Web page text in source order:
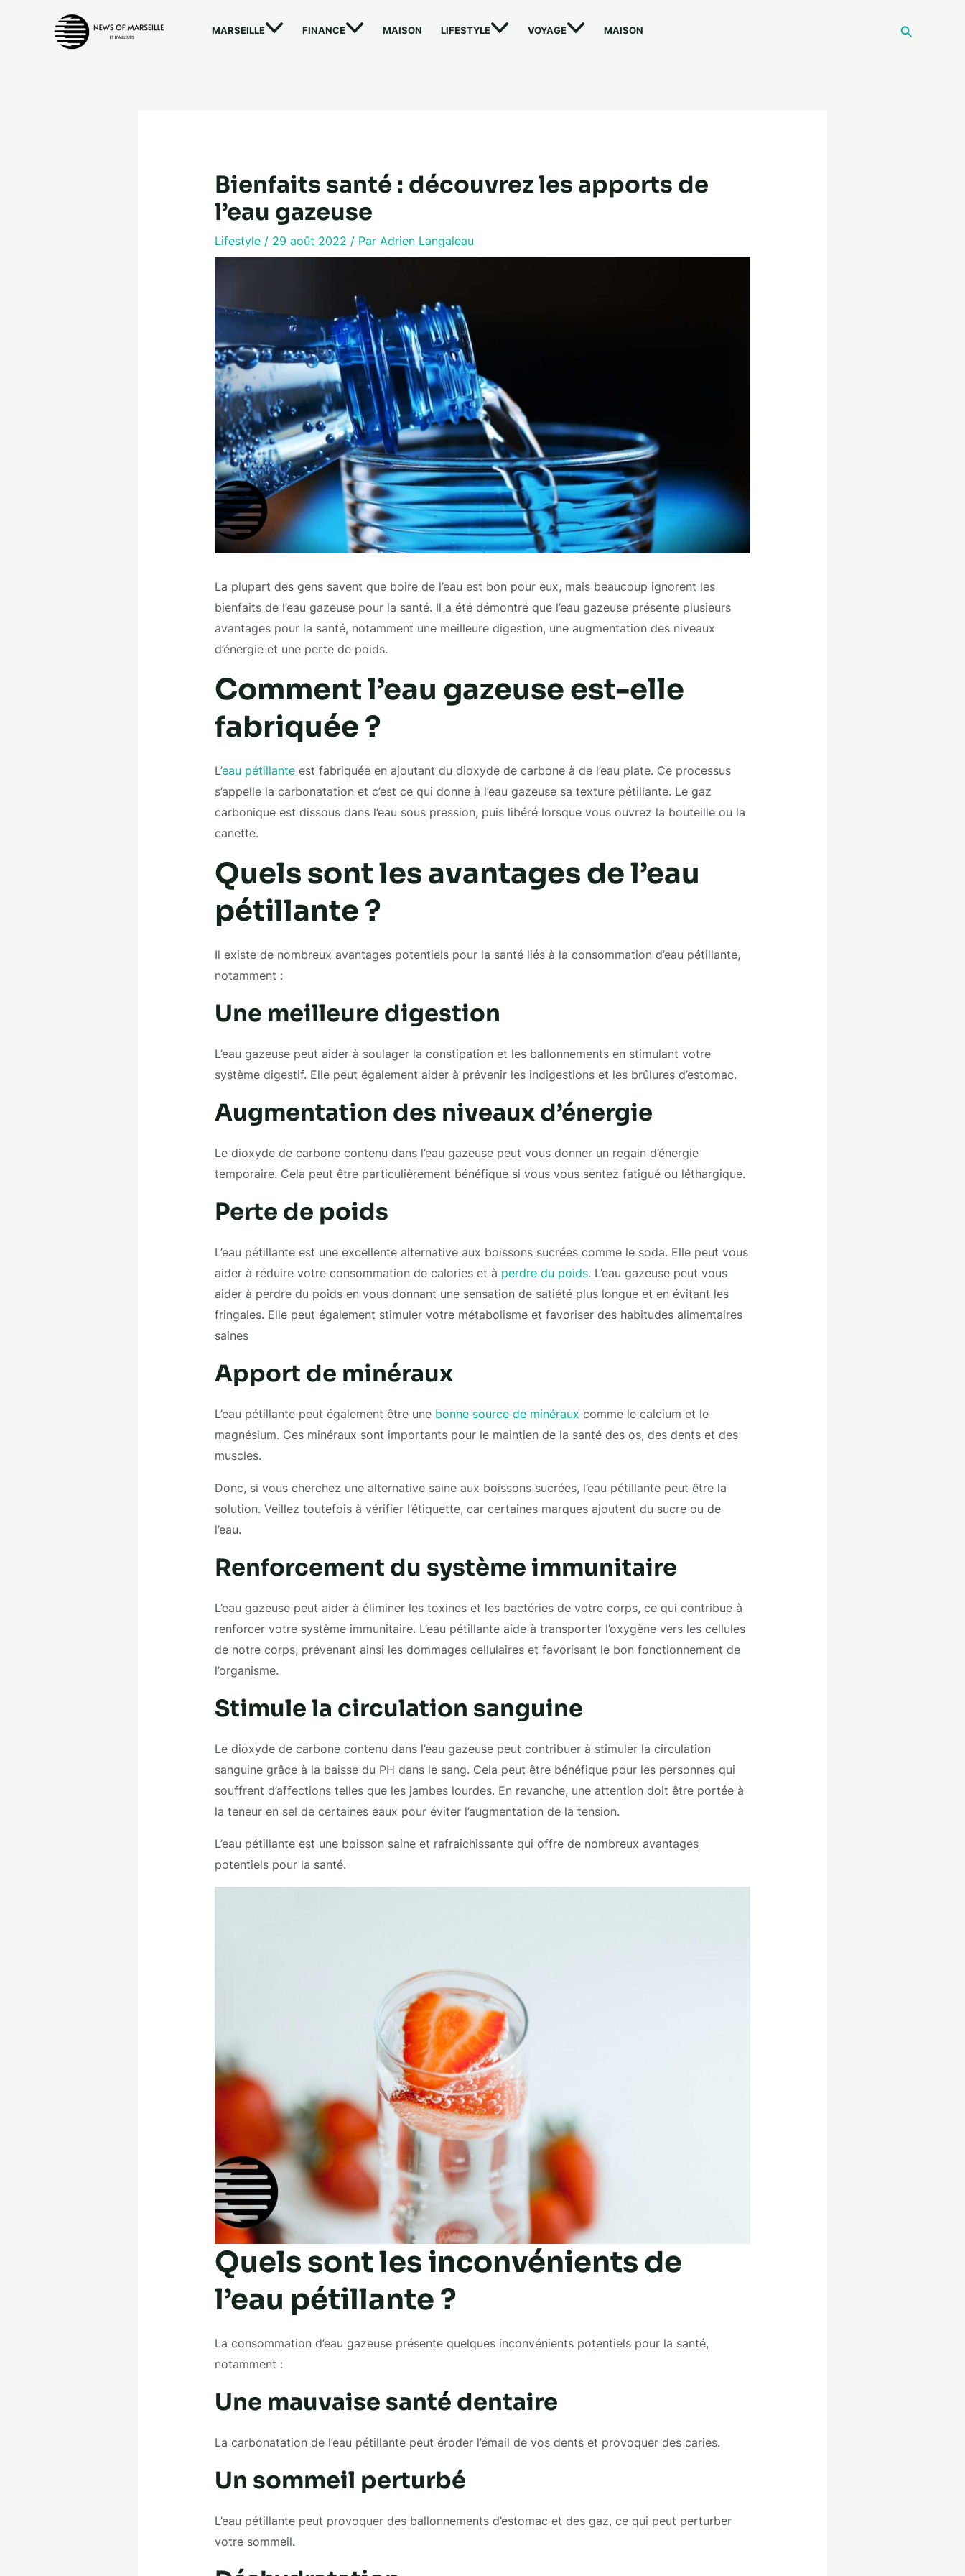
MARSEILLE FINANCE MAISON LIFESTYLE VOYAGE MAISON
Bienfaits santé : découvrez les apports de
l’eau gazeuse
Lifestyle/ 29 août 2022 / Par Adrien Langaleau
La plupart des gens savent que boire de l’eau est bon pour eux, mais beaucoup ignorent les
bienfaits de l’eau gazeuse pour la santé. Il a été démontré que l’eau gazeuse présente plusieurs
avantages pour la santé, notamment une meilleure digestion, une augmentation des niveaux
d’énergie et une perte de poids.
Comment l’eau gazeuse est-elle
fabriquée ?
L’eau pétillanteest fabriquée en ajoutant du dioxyde de carbone à de l’eau plate. Ce processus
s’appelle la carbonatation et c’est ce qui donne à l’eau gazeuse sa texture pétillante. Le gaz
carbonique est dissous dans l’eau sous pression, puis libéré lorsque vous ouvrez la bouteille ou la
canette.
Quels sont les avantages de l’eau
pétillante ?
Il existe de nombreux avantages potentiels pour la santé liés à la consommation d’eau pétillante,
notamment :
Une meilleure digestion
L’eau gazeuse peut aider à soulager la constipation et les ballonnements en stimulant votre
système digestif. Elle peut également aider à prévenir les indigestions et les brûlures d’estomac.
Augmentation des niveaux d’énergie
Le dioxyde de carbone contenu dans l’eau gazeuse peut vous donner un regain d’énergie
temporaire. Cela peut être particulièrement bénéfique si vous vous sentez fatigué ou léthargique.
Perte de poids
L’eau pétillante est une excellente alternative aux boissons sucrées comme le soda. Elle peut vous
aider à réduire votre consommation de calories et à perdre du poids. L’eau gazeuse peut vous
aider à perdre du poids en vous donnant une sensation de satiété plus longue et en évitant les
fringales. Elle peut également stimuler votre métabolisme et favoriser des habitudes alimentaires
saines
Apport de minéraux
L’eau pétillante peut également être une bonne source de minéraux comme le calcium et le
magnésium. Ces minéraux sont importants pour le maintien de la santé des os, des dents et des
muscles.
Donc, si vous cherchez une alternative saine aux boissons sucrées, l’eau pétillante peut être la
solution. Veillez toutefois à vérifier l’étiquette, car certaines marques ajoutent du sucre ou de
l’eau.
Renforcement du système immunitaire
L’eau gazeuse peut aider à éliminer les toxines et les bactéries de votre corps, ce qui contribue à
renforcer votre système immunitaire. L’eau pétillante aide à transporter l’oxygène vers les cellules
de notre corps, prévenant ainsi les dommages cellulaires et favorisant le bon fonctionnement de
l’organisme.
Stimule la circulation sanguine
Le dioxyde de carbone contenu dans l’eau gazeuse peut contribuer à stimuler la circulation
sanguine grâce à la baisse du PH dans le sang. Cela peut être bénéfique pour les personnes qui
souffrent d’affections telles que les jambes lourdes. En revanche, une attention doit être portée à
la teneur en sel de certaines eaux pour éviter l’augmentation de la tension.
L’eau pétillante est une boisson saine et rafraîchissante qui offre de nombreux avantages
potentiels pour la santé.
Quels sont les inconvénients de
l’eau pétillante ?
La consommation d’eau gazeuse présente quelques inconvénients potentiels pour la santé,
notamment :
Une mauvaise santé dentaire
La carbonatation de l’eau pétillante peut éroder l’émail de vos dents et provoquer des caries.
Un sommeil perturbé
L’eau pétillante peut provoquer des ballonnements d’estomac et des gaz, ce qui peut perturber
votre sommeil.